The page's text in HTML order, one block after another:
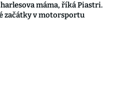
máma, říká Piastri.
začátky v motorsportu